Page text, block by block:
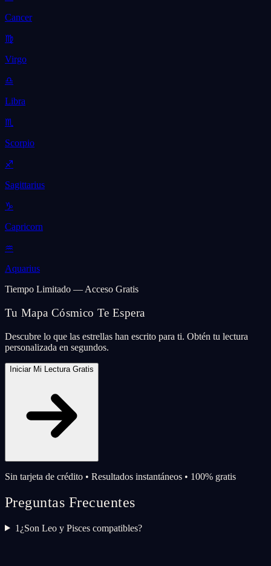
Cancer
♍
Virgo
♎
Libra
♏
Scorpio
♐
Sagittarius
♑
Capricorn
♒
Aquarius
Tiempo Limitado — Acceso Gratis
Tu Mapa Cósmico Te Espera
Descubre lo que las estrellas han escrito para ti. Obtén tu lectura
personalizada en segundos.
Iniciar Mi Lectura Gratis
Sin tarjeta de crédito • Resultados instantáneos • 100% gratis
Preguntas Frecuentes
1 ¿Son Leo y Pisces compatibles?